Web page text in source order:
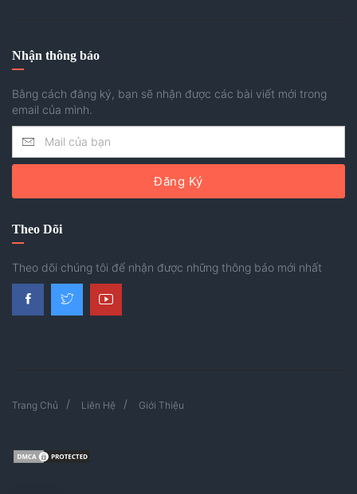
Nhận thông báo
Bằng cách đăng ký, bạn sẽ nhận được các bài viết mới trong
email của mình.
Đăng Ký
Theo Dõi
Theo dõi chúng tôi để nhận được những thông báo mới nhất
Trang Chủ Liên Hệ Giới Thiệu